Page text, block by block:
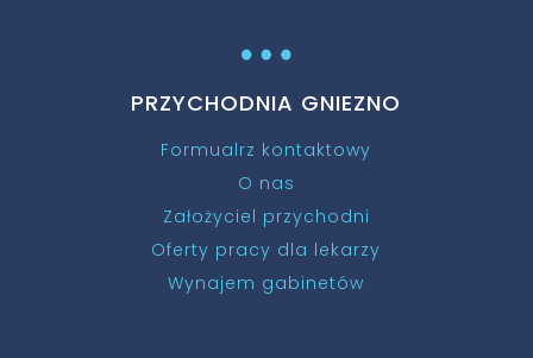
…
PRZYCHODNIA GNIEZNO
Formualrz kontaktowy
O nas
Założyciel przychodni
Oferty pracy dla lekarzy
Wynajem gabinetów